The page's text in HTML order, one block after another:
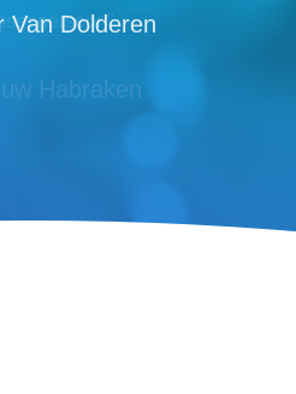
Van Dolderen